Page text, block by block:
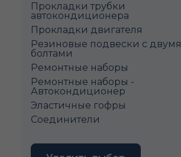
Прокладки трубки
автокондиционера
Прокладки двигателя
Резиновые подвески с двумя
болтами
Ремонтные наборы
Ремонтные наборы -
Автокондиционер
Эластичные гофры
Соединители